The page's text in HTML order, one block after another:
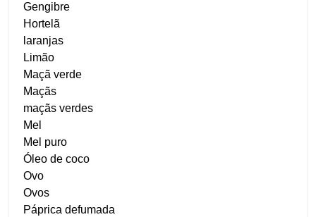
Gengibre
Hortelã
laranjas
Limão
Maçã verde
Maçãs
maçãs verdes
Mel
Mel puro
Óleo de coco
Ovo
Ovos
Páprica defumada